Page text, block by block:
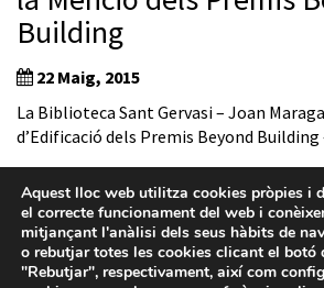
Building
22 Maig, 2015
La Biblioteca Sant Gervasi – Joan
d’Edificació dels Premis Beyond
Aquest lloc web utilitza cookies pròpies i
el correcte funcionament del web i
mitjançant l'anàlisi dels seus hàbits de
o rebutjar totes les cookies clicant el botó
"Rebutjar", respectivament, així com